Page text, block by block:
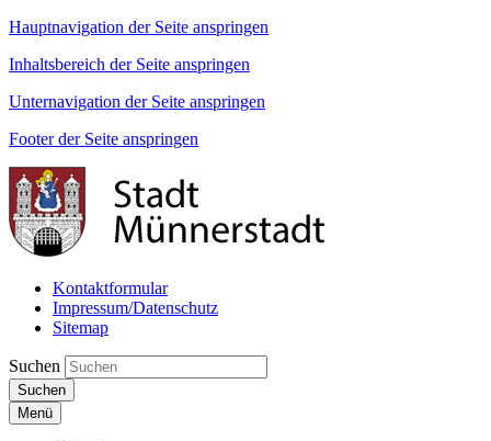
Hauptnavigation der Seite anspringen
Inhaltsbereich der Seite anspringen
Unternavigation der Seite anspringen
Footer der Seite anspringen
Kontaktformular
Impressum/Datenschutz
Sitemap
Suchen
Suchen
Menü